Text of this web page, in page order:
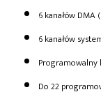
6 kanałów DMA (
6 kanałów
Do 22